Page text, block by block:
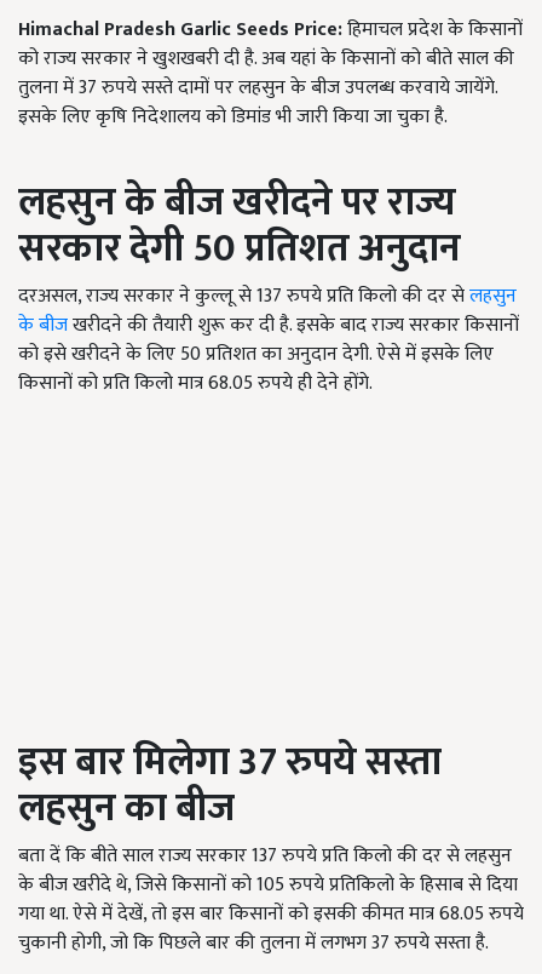
Himachal Pradesh Garlic Seeds Price:हिमाचल प्रदेश के किसानों
को राज्य सरकार ने खुशखबरी दी है. अब यहां के किसानों को बीते साल की
तुलना में 37 रुपये सस्ते दामों पर लहसुन के बीज उपलब्ध करवाये जायेंगे.
इसके लिए कृषि निदेशालय को डिमांड भी जारी किया जा चुका है.
लहसुन के बीज खरीदने पर राज्य
सरकार देगी 50 प्रतिशत अनुदान
दरअसल, राज्य सरकार ने कुल्लू से 137 रुपये प्रति किलो की दर सेलहसुन
के बीजखरीदने की तैयारी शुरू कर दी है. इसके बाद राज्य सरकार किसानों
को इसे खरीदने के लिए 50 प्रतिशत का अनुदान देगी. ऐसे में इसके लिए
किसानों को प्रति किलो मात्र 68.05 रुपये ही देने होंगे.
इस बार मिलेगा 37 रुपये सस्ता
लहसुन का बीज
बता दें कि बीते साल राज्य सरकार 137 रुपये प्रति किलो की दर से लहसुन
के बीज खरीदे थे, जिसे किसानों को 105 रुपये प्रतिकिलो के हिसाब से दिया
गया था. ऐसे में देखें, तो इस बार किसानों को इसकी कीमत मात्र 68.05 रुपये
चुकानी होगी, जो कि पिछले बार की तुलना में लगभग 37 रुपये सस्ता है.